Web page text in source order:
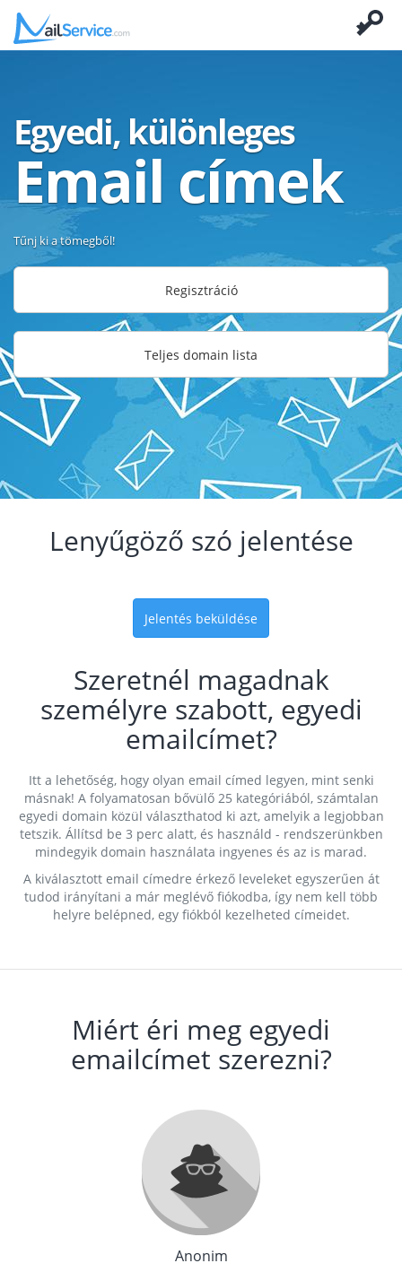
Egyedi, különleges
Email címek
Tűnj ki a tömegből!
Regisztráció
Teljes domain lista
Lenyűgöző szó jelentése
Jelentés beküldése
Szeretnél magadnak
személyre szabott, egyedi
emailcímet?
Itt a lehetőség, hogy olyan email címed legyen, mint senki
másnak! A folyamatosan bővülő 25 kategóriából, számtalan
egyedi domain közül választhatod ki azt, amelyik a legjobban
tetszik. Állítsd be 3 perc alatt, és használd - rendszerünkben
mindegyik domain használata ingyenes és az is marad.
A kiválasztott email címedre érkező leveleket egyszerűen át
tudod irányítani a már meglévő fiókodba, így nem kell több
helyre belépned, egy fiókból kezelheted címeidet.
Miért éri meg egyedi
emailcímet szerezni?
Anonim